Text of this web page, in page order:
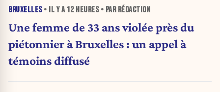
BRUXELLES• IL Y A 12 HEURES• PAR RÉDACTION
Une femme de 33 ans violée près du
piétonnier à Bruxelles : un appel à
témoins diffusé